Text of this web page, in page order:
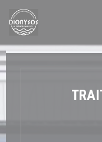
クッキー利用の管理につ